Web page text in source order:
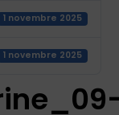
1 novembre 2025
1 novembre 2025